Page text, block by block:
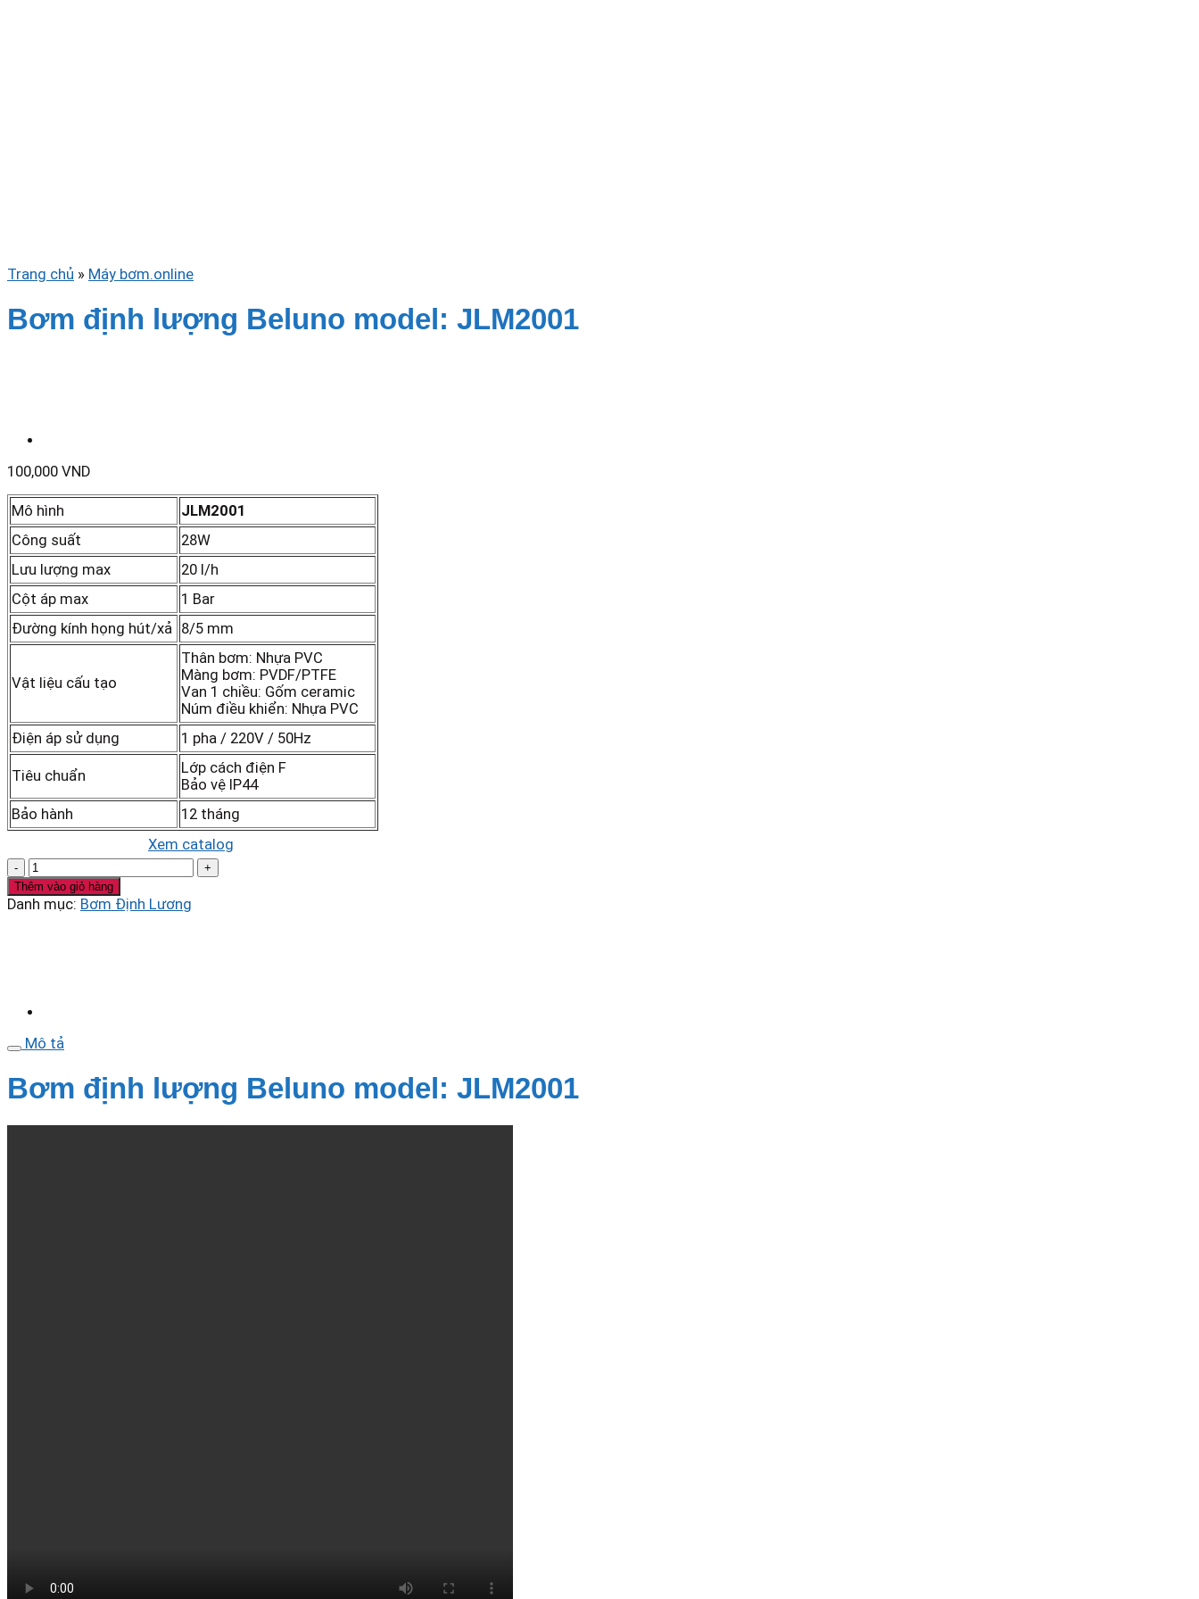
Trang chủ » Máy bơm.online
Bơm định lượng Beluno model: JLM2001
100,000 VND
Mô hình
JLM2001
Công suất
28W
Lưu lượng max
20 l/h
Cột áp max
1 Bar
Đường kính họng hút/xả 8/5 mm
Vật liệu cấu tạo
Thân bơm: Nhựa PVC
Màng bơm: PVDF/PTFE
Van 1 chiều: Gốm ceramic
Núm điều khiển: Nhựa PVC
Điện áp sử dụng
1 pha / 220V / 50Hz
Tiêu chuẩn
Lớp cách điện F
Bảo vệ IP44
Bảo hành
12 tháng
Xem catalog
Bơm
định
lượng
Beluno
Thêm vào giỏ hàng
Danh mục: Bơm Định Lương
Mô tả
Bơm định lượng Beluno model: JLM2001